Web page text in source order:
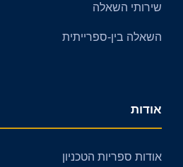
שירותי השאלה
השאלה בין-ספרייתית
אודות
אודות ספריות הטכניון